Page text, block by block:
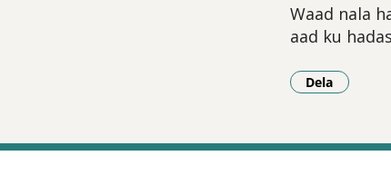
Waad nala
aad ku
Dela
- Klicka för